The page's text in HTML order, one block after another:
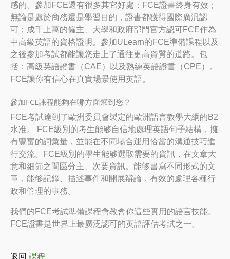
感的。參加FCE還有很多其它好處：FCE證書終身有效；
無論是處於商務還是學習目的，證書都獲得國際廣汎認
可；成千上萬的僱主、大學和政府部門官方認可FCE作為
中高級英語的資格證明。參加ULearn的FCE準備課程以及
之後參加考試都能讓您走上了通往更高資質的道路。包
括：高級英語證書（CAE）以及熟練英語證書（CPE）。
FCE讓你有信心在真實場景使用英語。
參加FCE課程能夠在哪方面幫到您？
FCE考試達到了歐洲委員會製定的歐洲語言教學大綱的B2
水准。 FCE級別的考生能够自信地處理英語句子結構，擁
有豐富的詞彙量，並能在不同場合運用恰當的溝通技巧進
行交流。FCE級別的學生能够選取需要的資訊，在文章大
意和細節之間區分主、次要資訊。能够書寫不同形式的文
章，能够記錄、描述事件和開展辯論，有效的處理各種行
政和管理的事務。
我們的FCE考試準備課程會教會你這些實用的語言技能。
FCE證書是世界上最廣泛認可的英語評估考試之一。
返回 課程